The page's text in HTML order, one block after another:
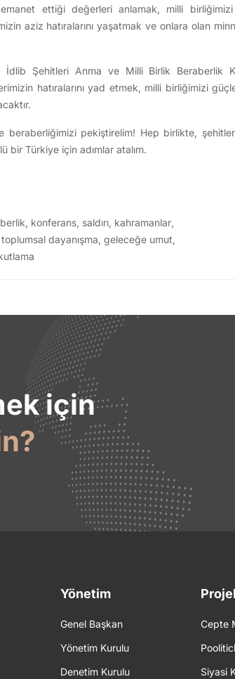
ettiği değerleri anlamak, milli
aziz hatıralarını yaşatmak ve onlara olan
İdlib Şehitleri Anma ve Milli Birlik Beraberlik
hatıralarını yad etmek, milli birliğimizi
beraberliğimizi pekiştirelim! Hep birlikte,
Türkiye için adımlar atalım.
, konferans, saldırı, kahramanlar,
toplumsal dayanışma, geleceğe umut,
için
Yönetim
Genel Başkan
Yönetim Kurulu
Denetim Kurulu
Cepte
Siyasi